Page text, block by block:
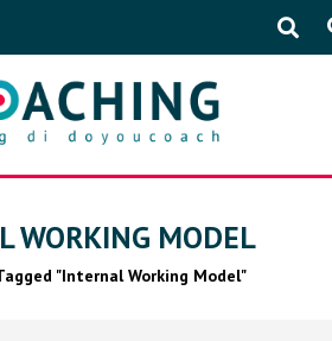
WORKING MODEL
"Internal Working Model"